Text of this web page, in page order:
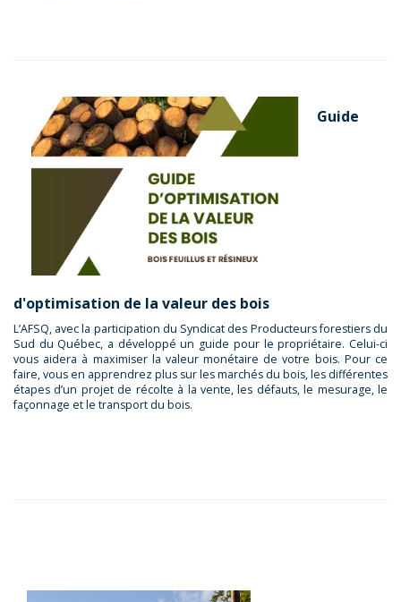
Guide
d'optimisation de la valeur des bois
L’AFSQ, avec la participation du Syndicat des Producteurs forestiers du
Sud du Québec, a développé un guide pour le propriétaire. Celui-ci
vous aidera à maximiser la valeur monétaire de votre bois. Pour ce
faire, vous en apprendrez plus sur les marchés du bois, les différentes
étapes d’un projet de récolte à la vente, les défauts, le mesurage, le
façonnage et le transport du bois.